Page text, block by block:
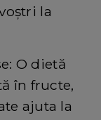
la
O dietă
în fructe,
ajuta la